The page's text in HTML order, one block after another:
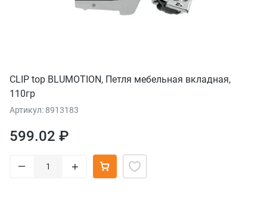
CLIP top BLUMOTION, Петля мебельная вкладная,
110гр
Артикул: 8913183
599.02 ₽
– +